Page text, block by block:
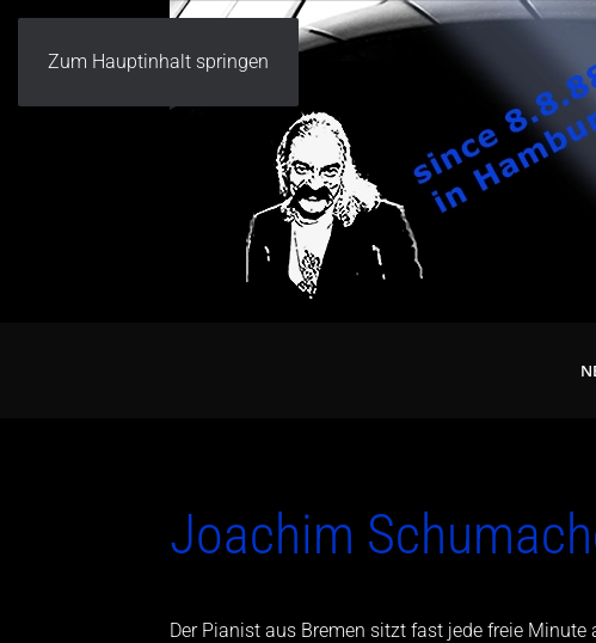
Zum Hauptinhalt springen
Joachim
Der Pianist aus Bremen sitzt fast jede freie